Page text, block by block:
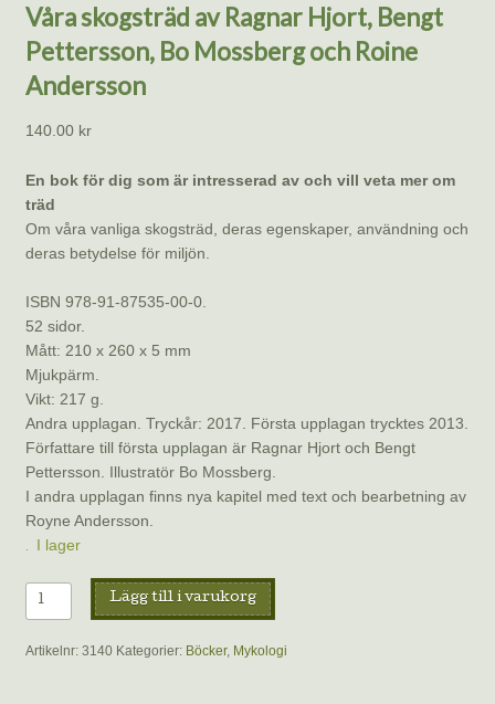
Våra skogsträd av Ragnar Hjort, Bengt
Pettersson, Bo Mossberg och Roine
Andersson
140.00 kr
En bok för dig som är intresserad av och vill veta mer om
träd
Om våra vanliga skogsträd, deras egenskaper, användning och
deras betydelse för miljön.
ISBN 978-91-87535-00-0.
52 sidor.
Mått: 210 x 260 x 5 mm
Mjukpärm.
Vikt: 217 g.
Andra upplagan. Tryckår: 2017. Första upplagan trycktes 2013.
Författare till första upplagan är Ragnar Hjort och Bengt
Pettersson. Illustratör Bo Mossberg.
I andra upplagan finns nya kapitel med text och bearbetning av
Royne Andersson.
I lager
Våra
skogsträd
av
Lägg till i varukorg
Artikelnr: 3140 Kategorier: Böcker, Mykologi